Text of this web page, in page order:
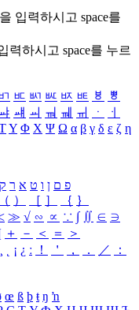
을 입력하시고 space를
력하시고 space를 누르
ㅳ ㅴ ㅵ ㅶ ㅷ ㅸ
ㅹ
ㆈ ㆉ ㆊ ㆋ ㆌ ㆍ
ㆎ
Υ Φ Χ Ψ Ω α β γ δ ε ζ η
פ ם ן ו ט א ר ק
（ ） ［ ］ ｛ ｝
≫ √ ∽ ∝ ∵ ∫ ∬ ∈ ∋
＋ － ＜ ＝
＞
¸ ¡ ¿ ː ！ ＇ ， ． ／
：
œ ß þ ŧ ŋ ŉ